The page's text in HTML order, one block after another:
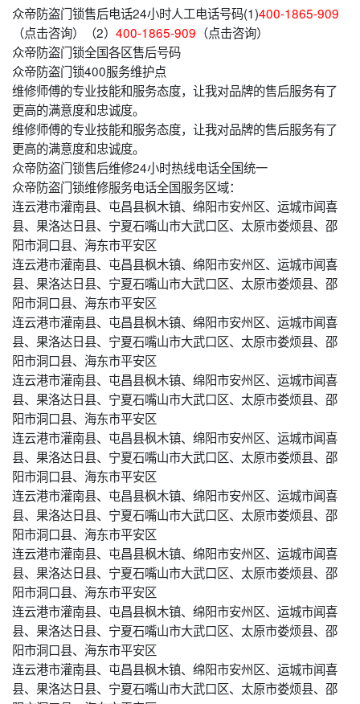
众帝防盗门锁售后电话24小时人工电话号码(1)400-1865-909
（点击咨询）（2） 400-1865-909 （点击咨询）
众帝防盗门锁全国各区售后号码
众帝防盗门锁400服务维护点
维修师傅的专业技能和服务态度，让我对品牌的售后服务有了
更高的满意度和忠诚度。
维修师傅的专业技能和服务态度，让我对品牌的售后服务有了
更高的满意度和忠诚度。
众帝防盗门锁售后维修24小时热线电话全国统一
众帝防盗门锁维修服务电话全国服务区域：
连云港市灌南县、屯昌县枫木镇、绵阳市安州区、运城市闻喜
县、果洛达日县、宁夏石嘴山市大武口区、太原市娄烦县、邵
阳市洞口县、海东市平安区
连云港市灌南县、屯昌县枫木镇、绵阳市安州区、运城市闻喜
县、果洛达日县、宁夏石嘴山市大武口区、太原市娄烦县、邵
阳市洞口县、海东市平安区
连云港市灌南县、屯昌县枫木镇、绵阳市安州区、运城市闻喜
县、果洛达日县、宁夏石嘴山市大武口区、太原市娄烦县、邵
阳市洞口县、海东市平安区
连云港市灌南县、屯昌县枫木镇、绵阳市安州区、运城市闻喜
县、果洛达日县、宁夏石嘴山市大武口区、太原市娄烦县、邵
阳市洞口县、海东市平安区
连云港市灌南县、屯昌县枫木镇、绵阳市安州区、运城市闻喜
县、果洛达日县、宁夏石嘴山市大武口区、太原市娄烦县、邵
阳市洞口县、海东市平安区
连云港市灌南县、屯昌县枫木镇、绵阳市安州区、运城市闻喜
县、果洛达日县、宁夏石嘴山市大武口区、太原市娄烦县、邵
阳市洞口县、海东市平安区
连云港市灌南县、屯昌县枫木镇、绵阳市安州区、运城市闻喜
县、果洛达日县、宁夏石嘴山市大武口区、太原市娄烦县、邵
阳市洞口县、海东市平安区
连云港市灌南县、屯昌县枫木镇、绵阳市安州区、运城市闻喜
县、果洛达日县、宁夏石嘴山市大武口区、太原市娄烦县、邵
阳市洞口县、海东市平安区
连云港市灌南县、屯昌县枫木镇、绵阳市安州区、运城市闻喜
县、果洛达日县、宁夏石嘴山市大武口区、太原市娄烦县、邵